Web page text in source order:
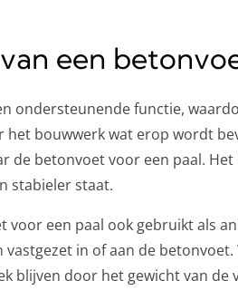
een
ondersteunende functie,
het bouwwerk wat erop wordt
de betonvoet voor een paal.
stabieler staat.
voor een paal ook gebruikt als
vastgezet in of aan de
blijven door het gewicht van de